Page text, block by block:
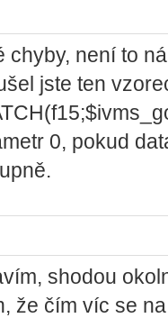
chyby, není to
jste ten
0, pokud
shodou
že čím víc se